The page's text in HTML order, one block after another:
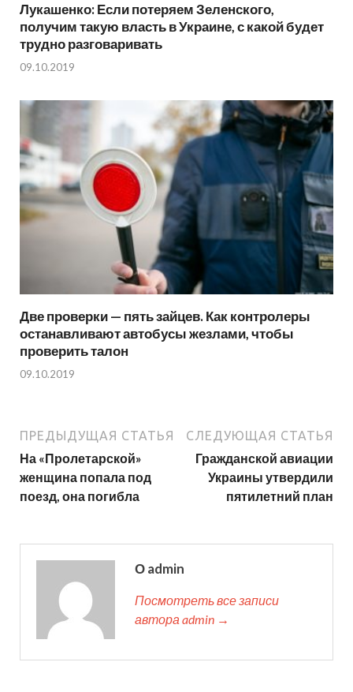
Лукашенко: Если потеряем Зеленского,
получим такую власть в Украине, с какой будет
трудно разговаривать
09.10.2019
Две проверки — пять зайцев. Как контролеры
останавливают автобусы жезлами, чтобы
проверить талон
09.10.2019
ПРЕДЫДУЩАЯ СТАТЬЯ
На «Пролетарской»
женщина попала под
поезд, она погибла
СЛЕДУЮЩАЯ СТАТЬЯ
Гражданской авиации
Украины утвердили
пятилетний план
О admin
Посмотреть все записи
автора admin →